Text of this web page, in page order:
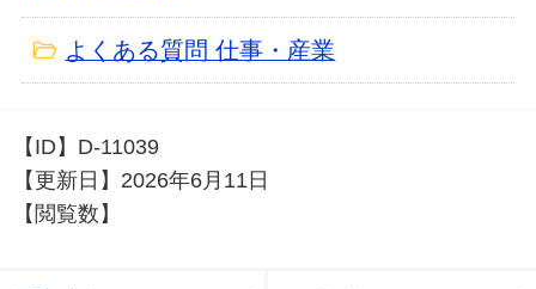
よくある質問 仕事・産業
【ID】 D-11039
【更新日】 2026年6月11日
【閲覧数】